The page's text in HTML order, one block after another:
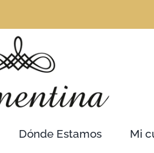
Dónde Estamos Mi